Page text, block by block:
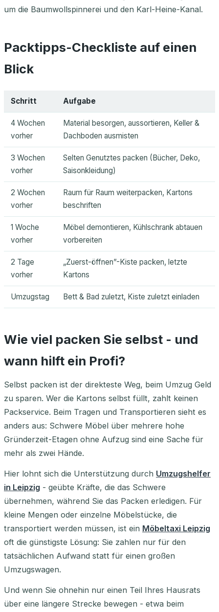
um die Baumwollspinnerei und den Karl-Heine-Kanal.
Packtipps-Checkliste auf einen
Blick
Schritt Aufgabe
4 Wochen
vorher
Material besorgen, aussortieren, Keller &
Dachboden ausmisten
3 Wochen
vorher
Selten Genutztes packen (Bücher, Deko,
Saisonkleidung)
2 Wochen
vorher
Raum für Raum weiterpacken, Kartons
beschriften
1 Woche
vorher
Möbel demontieren, Kühlschrank abtauen
vorbereiten
2 Tage
vorher
„Zuerst-öffnen”-Kiste packen, letzte
Kartons
Umzugstag Bett & Bad zuletzt, Kiste zuletzt einladen
Wie viel packen Sie selbst - und
wann hilft ein Profi?
Selbst packen ist der direkteste Weg, beim Umzug Geld
zu sparen. Wer die Kartons selbst füllt, zahlt keinen
Packservice. Beim Tragen und Transportieren sieht es
anders aus: Schwere Möbel über mehrere hohe
Gründerzeit-Etagen ohne Aufzug sind eine Sache für
mehr als zwei Hände.
Hier lohnt sich die Unterstützung durch Umzugshelfer
in Leipzig - geübte Kräfte, die das Schwere
übernehmen, während Sie das Packen erledigen. Für
kleine Mengen oder einzelne Möbelstücke, die
transportiert werden müssen, ist ein Möbeltaxi Leipzig
oft die günstigste Lösung: Sie zahlen nur für den
tatsächlichen Aufwand statt für einen großen
Umzugswagen.
Und wenn Sie ohnehin nur einen Teil Ihres Hausrats
über eine längere Strecke bewegen - etwa beim